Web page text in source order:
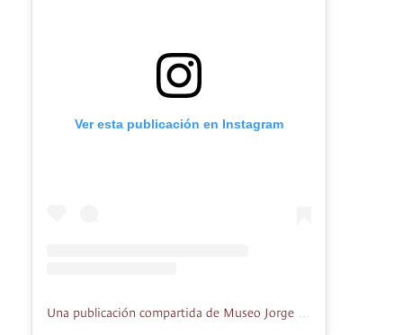
Ver esta publicación en Instagram
Una publicación compartida de Museo Jorge Villamil Cordovez (@museojorgevillamilcordovez)